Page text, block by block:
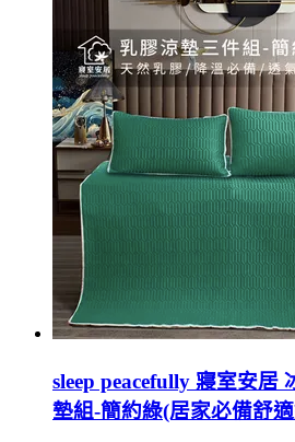
sleep peacefully 寢室安居
墊組-簡約綠(居家必備舒